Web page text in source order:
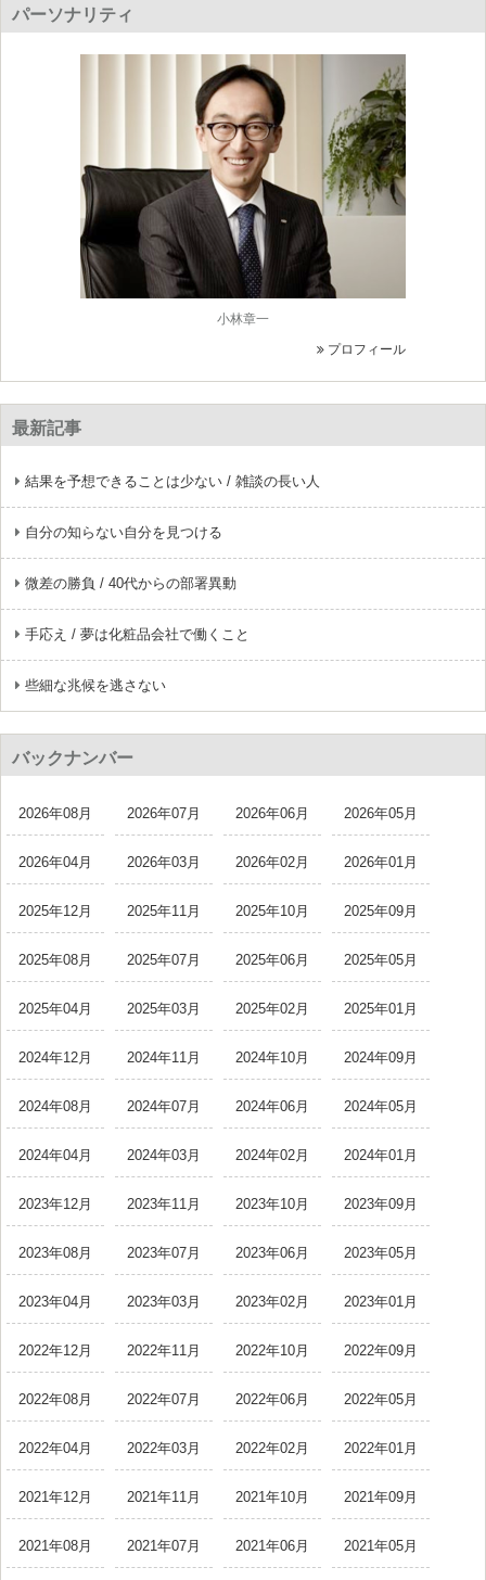
パーソナリティ
小林章一
プロフィール
最新記事
結果を予想できることは少ない / 雑談の長い人
自分の知らない自分を見つける
微差の勝負 / 40代からの部署異動
手応え / 夢は化粧品会社で働くこと
些細な兆候を逃さない
バックナンバー
2026年08月 2026年07月 2026年06月 2026年05月
2026年04月 2026年03月 2026年02月 2026年01月
2025年12月 2025年11月 2025年10月 2025年09月
2025年08月 2025年07月 2025年06月 2025年05月
2025年04月 2025年03月 2025年02月 2025年01月
2024年12月 2024年11月 2024年10月 2024年09月
2024年08月 2024年07月 2024年06月 2024年05月
2024年04月 2024年03月 2024年02月 2024年01月
2023年12月 2023年11月 2023年10月 2023年09月
2023年08月 2023年07月 2023年06月 2023年05月
2023年04月 2023年03月 2023年02月 2023年01月
2022年12月 2022年11月 2022年10月 2022年09月
2022年08月 2022年07月 2022年06月 2022年05月
2022年04月 2022年03月 2022年02月 2022年01月
2021年12月 2021年11月 2021年10月 2021年09月
2021年08月 2021年07月 2021年06月 2021年05月